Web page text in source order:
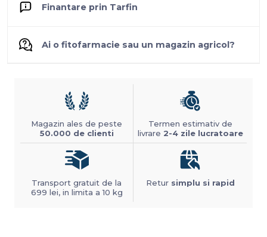
Finantare prin Tarfin
Ai o fitofarmacie sau un magazin agricol?
Magazin ales de peste
50.000 de clienti
Termen estimativ de
livrare 2-4 zile lucratoare
Transport gratuit de la
699 lei, in limita a 10 kg
Retur simplu si rapid